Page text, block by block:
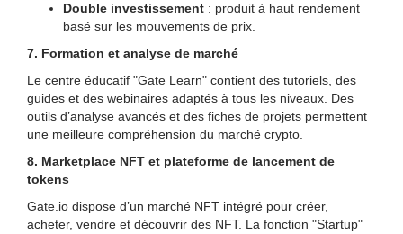
Double investissement : produit à haut rendement
basé sur les mouvements de prix.
7. Formation et analyse de marché
Le centre éducatif "Gate Learn" contient des tutoriels, des
guides et des webinaires adaptés à tous les niveaux. Des
outils d’analyse avancés et des fiches de projets permettent
une meilleure compréhension du marché crypto.
8. Marketplace NFT et plateforme de lancement de
tokens
Gate.io dispose d’un marché NFT intégré pour créer,
acheter, vendre et découvrir des NFT. La fonction "Startup"